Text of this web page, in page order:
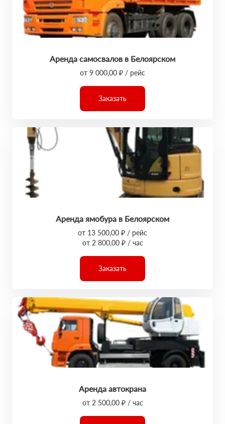
Аренда самосвалов в Белоярском
от 9 000,00 ₽ / рейс
Заказать
Аренда ямобура в Белоярском
от 13 500,00 ₽ / рейс
от 2 800,00 ₽ / час
Заказать
Аренда автокрана
от 2 500,00 ₽ / час